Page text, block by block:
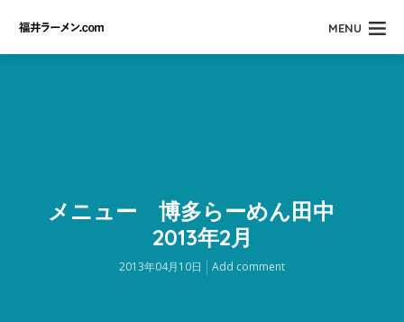
MENU
メニュー 博多らーめん田中
2013年2月
2013年04月10日 Add comment